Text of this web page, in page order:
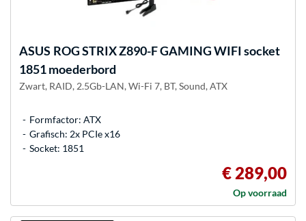
ASUS ROG STRIX Z890-F GAMING WIFI socket
1851 moederbord
Zwart, RAID, 2.5Gb-LAN, Wi-Fi 7, BT, Sound, ATX
Formfactor: ATX
Grafisch: 2x PCIe x16
Socket: 1851
€ 289,00
Op voorraad